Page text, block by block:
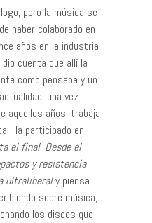
pero la música se
haber colaborado en
años en la industria
cuenta que allí la
como pensaba y un
una vez
aquellos años, trabaja
Ha participado en
el final, Desde el
y resistencia
ultraliberaly piensa
sobre música,
los discos que